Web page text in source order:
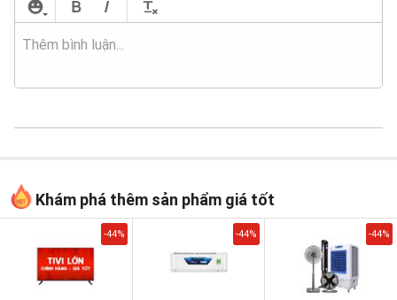
Khám phá thêm sản phẩm giá tốt
-44% -44% -44%